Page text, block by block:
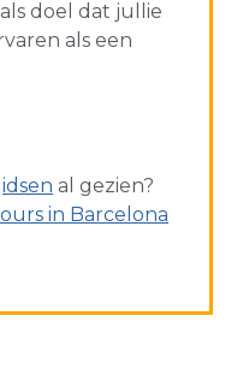
doel dat jullie
als een
al gezien?
in Barcelona